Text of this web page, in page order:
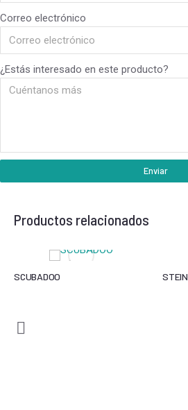
Correo electrónico
¿Estás interesado en este producto?
Enviar
Productos relacionados
SCUBADOO STEIN